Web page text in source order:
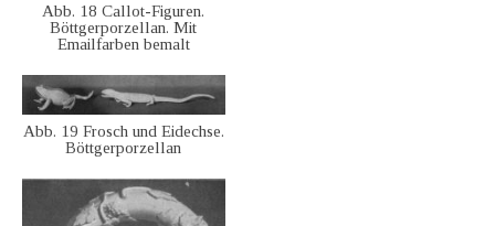
Abb. 18 Callot-Figuren.
Böttgerporzellan. Mit
Emailfarben bemalt
Abb. 19 Frosch und Eidechse.
Böttgerporzellan